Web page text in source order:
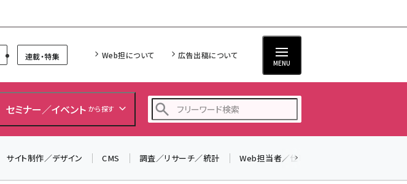
連載・特集 Web担について 広告出稿について
MENU
セミナー／イベント から探す
サイト制作／デザイン CMS 調査／リサーチ／統計 Web担当者／仕事